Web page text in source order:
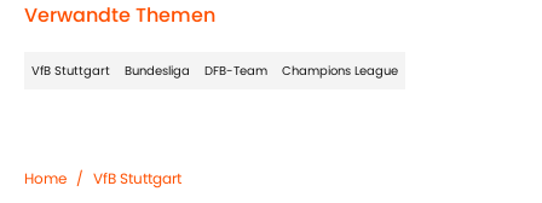
Verwandte Themen
VfB Stuttgart Bundesliga DFB-Team Champions League
Home / VfB Stuttgart